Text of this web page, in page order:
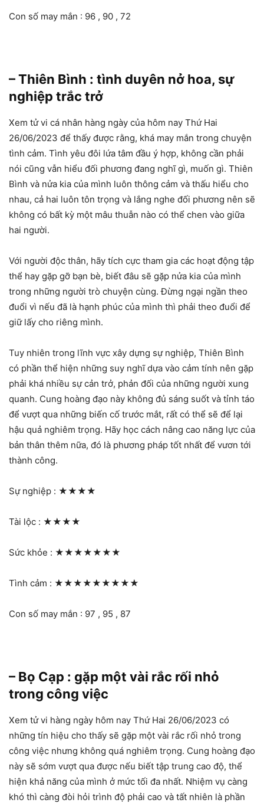
Con số may mắn : 96 , 90 , 72
– Thiên Bình : tình duyên nở hoa, sự
nghiệp trắc trở
Xem tử vi cá nhân hàng ngày của hôm nay Thứ Hai
26/06/2023 để thấy được rằng, khá may mắn trong chuyện
tình cảm. Tình yêu đôi lứa tâm đầu ý hợp, không cần phải
nói cũng vẫn hiểu đối phương đang nghĩ gì, muốn gì. Thiên
Bình và nửa kia của mình luôn thông cảm và thấu hiểu cho
nhau, cả hai luôn tôn trọng và lắng nghe đối phương nên sẽ
không có bất kỳ một mâu thuẫn nào có thể chen vào giữa
hai người.
Với người độc thân, hãy tích cực tham gia các hoạt động tập
thể hay gặp gỡ bạn bè, biết đâu sẽ gặp nửa kia của mình
trong những người trò chuyện cùng. Đừng ngại ngần theo
đuổi vì nếu đã là hạnh phúc của mình thì phải theo đuổi để
giữ lấy cho riêng mình.
Tuy nhiên trong lĩnh vực xây dựng sự nghiệp, Thiên Bình
có phần thể hiện những suy nghĩ dựa vào cảm tính nên gặp
phải khá nhiều sự cản trở, phản đối của những người xung
quanh. Cung hoàng đạo này không đủ sáng suốt và tỉnh táo
để vượt qua những biến cố trước mắt, rất có thể sẽ để lại
hậu quả nghiêm trọng. Hãy học cách nâng cao năng lực của
bản thân thêm nữa, đó là phương pháp tốt nhất để vươn tới
thành công.
Sự nghiệp : ★★★★
Tài lộc : ★★★★
Sức khỏe : ★★★★★★★
Tình cảm : ★★★★★★★★★
Con số may mắn : 97 , 95 , 87
– Bọ Cạp : gặp một vài rắc rối nhỏ
trong công việc
Xem tử vi hàng ngày hôm nay Thứ Hai 26/06/2023 có
những tín hiệu cho thấy sẽ gặp một vài rắc rối nhỏ trong
công việc nhưng không quá nghiêm trọng. Cung hoàng đạo
này sẽ sớm vượt qua được nếu biết tập trung cao độ, thể
hiện khả năng của mình ở mức tối đa nhất. Nhiệm vụ càng
khó thì càng đòi hỏi trình độ phải cao và tất nhiên là phần